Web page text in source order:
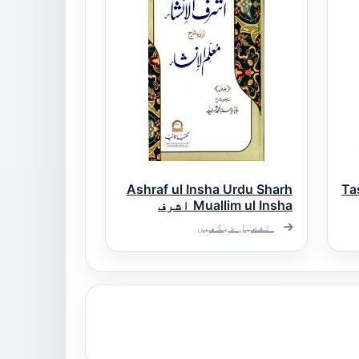
Ashraf ul Insha Urdu Sharh
Muallim ul Insha اشرف
الانشاء اردو شرح معلم
الانشاء
تفصیل دیکھیں